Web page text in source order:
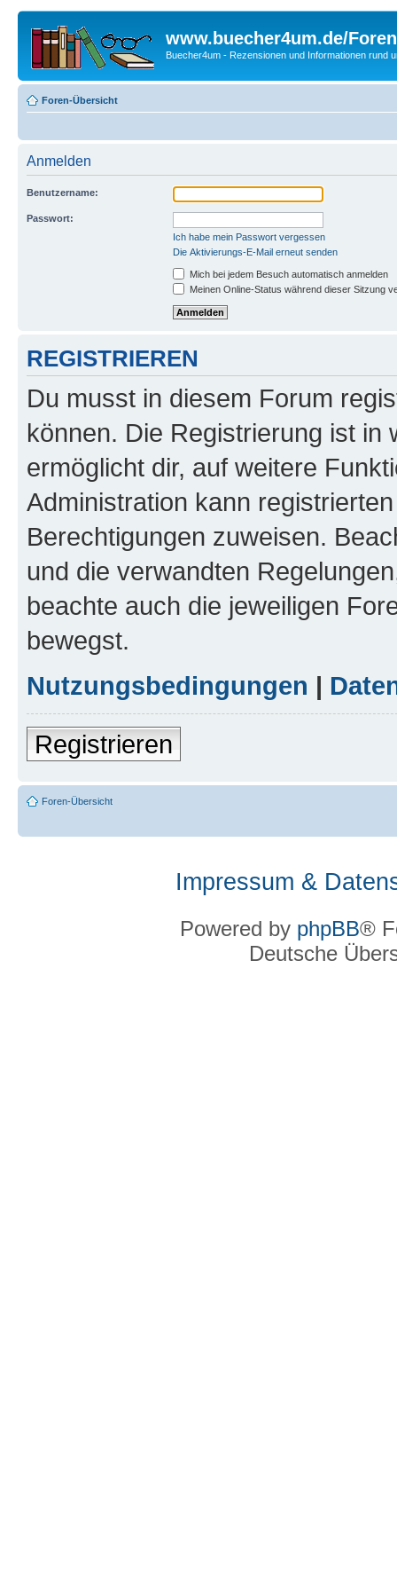
www.buecher4um.de/Foren
Buecher4um - Rezensionen und Informationen rund
Foren-Übersicht
Anmelden
Benutzername:
Passwort:
Ich habe mein Passwort vergessen
Die Aktivierungs-E-Mail erneut senden
Mich bei jedem Besuch automatisch anmelden
Meinen Online-Status während dieser Sitzung
REGISTRIEREN
Du musst in diesem Forum
können. Die Registrierung ist in
ermöglicht dir, auf weitere
Administration kann
Berechtigungen zuweisen.
und die verwandten
beachte auch die jeweiligen
bewegst.
Nutzungsbedingungen |
Registrieren
Foren-Übersicht
Impressum &
Powered by phpBB®
Deutsche